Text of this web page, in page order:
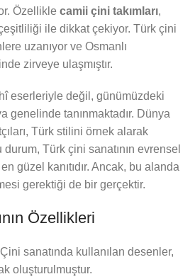
Özellikle camii çini takımları,
ile dikkat çekiyor. Türk çini
uzanıyor ve Osmanlı
zirveye ulaşmıştır.
eserleriyle değil, günümüzdeki
genelinde tanınmaktadır. Dünya
Türk stilini örnek alarak
durum, Türk çini sanatının evrensel
güzel kanıtıdır. Ancak, bu alanda
gerektiği de bir gerçektir.
Özellikleri
Çini sanatında kullanılan desenler,
oluşturulmuştur.